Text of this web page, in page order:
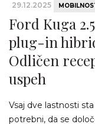
29.12.2025
Ford Kuga 2.5
plug-in
Odličen
uspeh
Vsaj dve lastnosti sta
potrebni, da se